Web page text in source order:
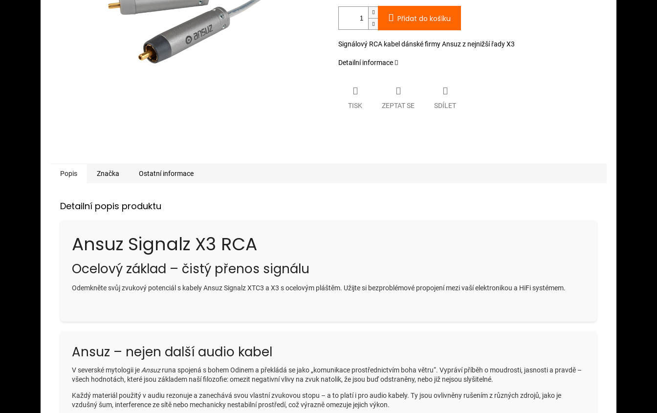
Přidat do košíku
Signálový RCA kabel dánské firmy Ansuz z nejnižší řady X3
Detailní informace
TISK ZEPTAT SE SDÍLET
Popis Značka Ostatní informace
Detailní popis produktu
Ansuz Signalz X3 RCA
Ocelový základ – čistý přenos signálu
Odemkněte svůj zvukový potenciál s kabely Ansuz Signalz XTC3 a X3 s ocelovým pláštěm. Užijte si bezproblémové propojení mezi vaší elektronikou a HiFi systémem.
Ansuz – nejen další audio kabel
V severské mytologii je Ansuzruna spojená s bohem Odinem a překládá se jako „komunikace prostřednictvím boha větru“. Vypráví příběh o moudrosti, jasnosti a pravdě –
všech hodnotách, které jsou základem naší filozofie: omezit negativní vlivy na zvuk natolik, že jsou buď odstraněny, nebo již nejsou slyšitelné.
Každý materiál použitý v audiu rezonuje a zanechává svou vlastní zvukovou stopu – a to platí i pro audio kabely. Ty jsou ovlivněny rušením z různých zdrojů, jako je
vzdušný šum, interference ze sítě nebo mechanicky nestabilní prostředí, což výrazně omezuje jejich výkon.